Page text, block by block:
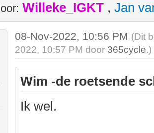
Willeke_IGKT , Jan
08-Nov-2022, 10:56 PM (Dit
2022, 10:57 PM door 365cycle.)
Wim -de roetsende
Ik wel.